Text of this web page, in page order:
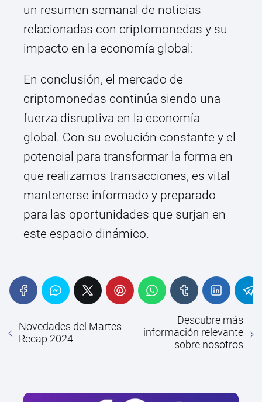
un resumen semanal de noticias
relacionadas con criptomonedas y su
impacto en la economía global:
En conclusión, el mercado de
criptomonedas continúa siendo una
fuerza disruptiva en la economía
global. Con su evolución constante y el
potencial para transformar la forma en
que realizamos transacciones, es vital
mantenerse informado y preparado
para las oportunidades que surjan en
este espacio dinámico.
Novedades del Martes
Recap 2024
Descubre más
información relevante
sobre nosotros